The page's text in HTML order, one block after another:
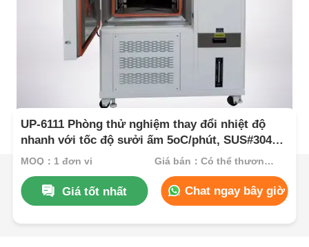
UP-6111 Phòng thử nghiệm thay đổi nhiệt độ
nhanh với tốc độ sưởi ấm 5oC/phút, SUS#304
thép không gỉ & điều khiển PID có thể lập trình
MOQ：1 đơn vị Giá bán：Có thể thương lượng
Giá tốt nhất Chat ngay bây giờ